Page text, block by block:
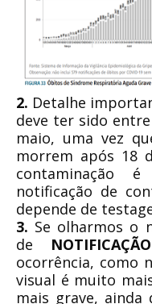
2. Detalhe
deve ter sido
maio, uma vez
morrem após 18
contaminação
notificação de
depende de
3. Se olharmos o
de
NOTIFICAÇÃO
ocorrência, como
visual é muito
mais grave, ainda